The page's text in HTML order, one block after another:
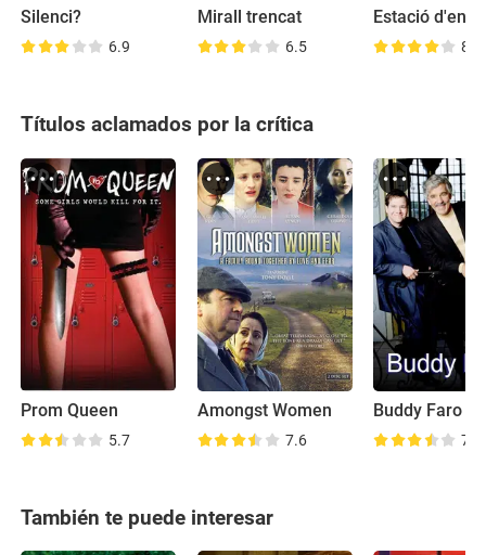
Silenci?
6.9
Mirall trencat
6.5
Estació
8.0
Títulos aclamados por la crítica
Prom Queen
5.7
Amongst Women
7.6
Buddy Faro
7.3
También te puede interesar